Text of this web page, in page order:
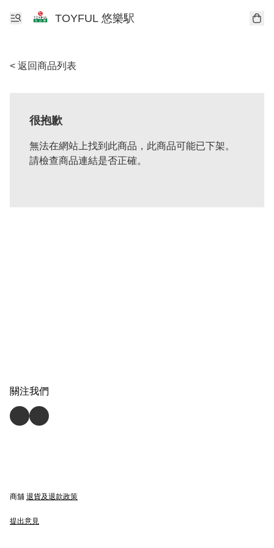
TOYFUL 悠樂駅
< 返回商品列表
很抱歉
無法在網站上找到此商品，此商品可能已下架。
請檢查商品連結是否正確。
關注我們
商舖 退貨及退款政策
提出意見